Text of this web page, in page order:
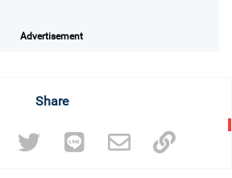
Advertisement
Share